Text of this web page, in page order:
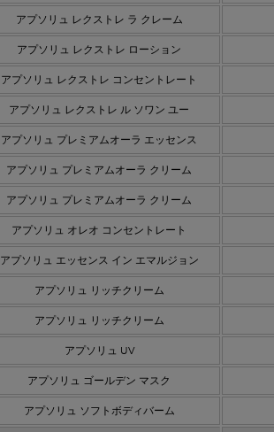
アプソリュ レクストレ ラ クレーム
アプソリュ レクストレ ローション
アプソリュ レクストレ コンセントレート
アプソリュ レクストレ ル ソワン ユー
アプソリュ プレミアムオーラ エッセンス
アプソリュ プレミアムオーラ クリーム
アプソリュ プレミアムオーラ クリーム
アプソリュ オレオ コンセントレート
アプソリュ エッセンス イン エマルジョン
アプソリュ リッチクリーム
アプソリュ リッチクリーム
アプソリュ UV
アプソリュ ゴールデン マスク
アプソリュ ソフトボディバーム